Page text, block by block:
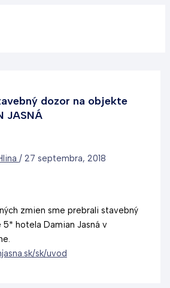
dozor na objekte
JASNÁ
/ 27 septembra, 2018
zmien sme prebrali stavebný
hotela Damian Jasná v
sk/uvod